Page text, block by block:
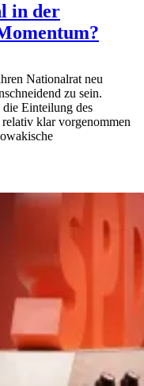
in der
Nationalrat neu
zu sein.
Einteilung des
klar vorgenommen